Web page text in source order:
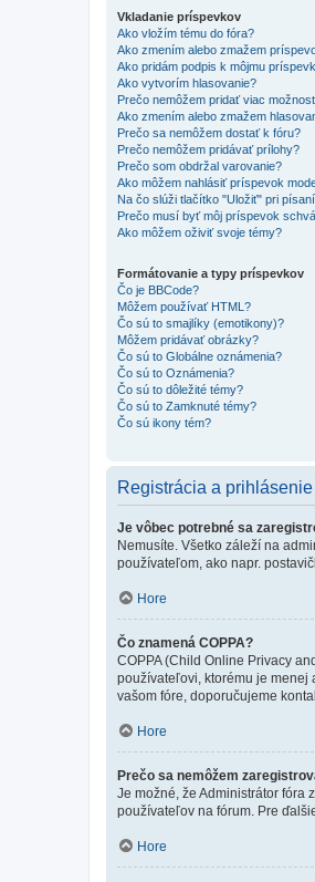
Vkladanie príspevkov
Ako vložím tému do fóra?
Ako zmením alebo zmažem
Ako pridám podpis k môjmu
Ako vytvorím hlasovanie?
Prečo nemôžem pridať viac
Ako zmením alebo zmažem
Prečo sa nemôžem dostať k fóru?
Prečo nemôžem pridávať prílohy?
Prečo som obdržal varovanie?
Ako môžem nahlásiť príspevok
Na čo slúži tlačítko "Uložiť" pri
Prečo musí byť môj príspevok
Ako môžem oživiť svoje témy?
Formátovanie a typy príspevkov
Čo je BBCode?
Môžem používať HTML?
Čo sú to smajlíky (emotikony)?
Môžem pridávať obrázky?
Čo sú to Globálne oznámenia?
Čo sú to Oznámenia?
Čo sú to dôležité témy?
Čo sú to Zamknuté témy?
Čo sú ikony tém?
Registrácia a prihlásenie
Je vôbec potrebné sa
Nemusíte. Všetko záleží na
používateľom, ako napr.
Hore
Čo znamená COPPA?
COPPA (Child Online Privacy
používateľovi, ktorému je menej
vašom fóre, doporučujeme
Hore
Prečo sa nemôžem
Je možné, že Administrátor fóra
používateľov na fórum. Pre
Hore